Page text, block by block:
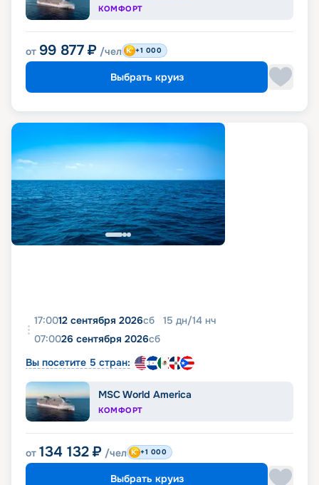
КОМФОРТ
от 99 877 ₽ /чел +1 000
Выбрать круиз
17:0012 сентября 2026сб 15 дн/14 нч
07:0026 сентября 2026сб
Вы посетите 5 стран:
MSC World America
КОМФОРТ
от 134 132 ₽ /чел +1 000
Выбрать круиз